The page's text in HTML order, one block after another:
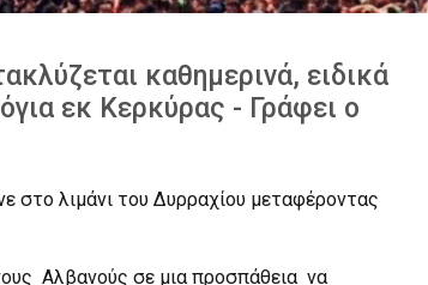
καθημερινά, ειδικά
εκ Κερκύρας - Γράφει ο
στο λιμάνι του Δυρραχίου μεταφέροντας
Αλβανούς σε μια προσπάθεια να